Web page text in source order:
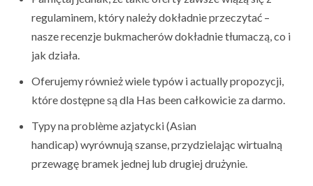
regulaminem, który należy dokładnie przeczytać –
nasze recenzje bukmacherów dokładnie tłumaczą, co i
jak działa.
Oferujemy również wiele typów i actually propozycji,
które dostępne są dla Has been całkowicie za darmo.
Typy na problème azjatycki (Asian
handicap) wyrównują szanse, przydzielając wirtualną
przewagę bramek jednej lub drugiej drużynie.